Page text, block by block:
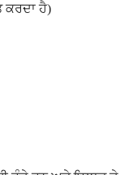
ਕਰਦਾ ਹੈ)